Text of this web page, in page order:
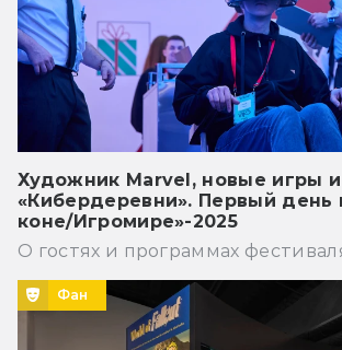
Художник Marvel, новые игры
«Кибердеревни». Первый день
коне/Игромире»-2025
О гостях и программах
Фан